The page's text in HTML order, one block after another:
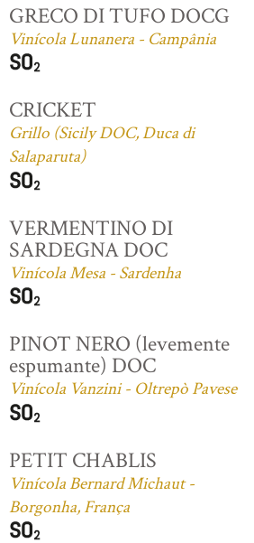
GRECO DI TUFO DOCG
Vinícola Lunanera - Campânia
CRICKET
Grillo (Sicily DOC, Duca di
Salaparuta)
VERMENTINO DI
SARDEGNA DOC
Vinícola Mesa - Sardenha
PINOT NERO (levemente
espumante) DOC
Vinícola Vanzini - Oltrepò Pavese
PETIT CHABLIS
Vinícola Bernard Michaut -
Borgonha, França